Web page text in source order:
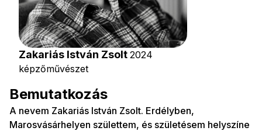
Zakariás István Zsolt 2024
képzőművészet
Bemutatkozás
A nevem Zakariás István Zsolt. Erdélyben,
Marosvásárhelyen születtem, és születésem helyszíne